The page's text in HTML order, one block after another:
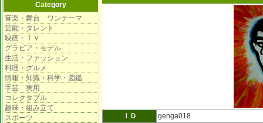
Category
音楽・舞台 ワンテーマ
芸能・タレント
映画・ＴＶ
グラビア・モデル
生活・ファッション
料理・グルメ
情報・知識・科学・図鑑
手芸 実用
コレクタブル
趣味・組み立て
スポーツ
ＩＤ
genga018